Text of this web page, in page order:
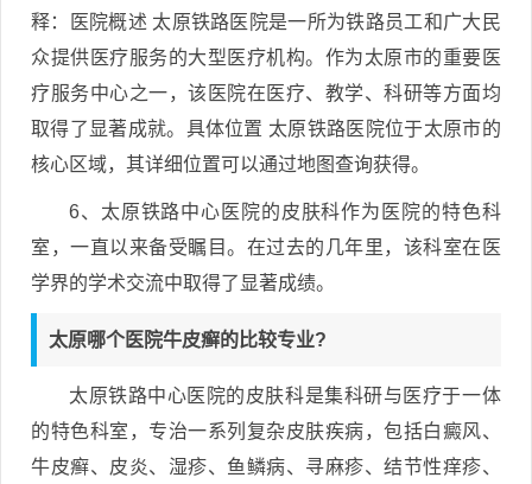
释：医院概述 太原铁路医院是一所为铁路员工和广大民
众提供医疗服务的大型医疗机构。作为太原市的重要医
疗服务中心之一，该医院在医疗、教学、科研等方面均
取得了显著成就。具体位置 太原铁路医院位于太原市的
核心区域，其详细位置可以通过地图查询获得。
6、太原铁路中心医院的皮肤科作为医院的特色科
室，一直以来备受瞩目。在过去的几年里，该科室在医
学界的学术交流中取得了显著成绩。
太原哪个医院牛皮癣的比较专业?
太原铁路中心医院的皮肤科是集科研与医疗于一体
的特色科室，专治一系列复杂皮肤疾病，包括白癜风、
牛皮癣、皮炎、湿疹、鱼鳞病、寻麻疹、结节性痒疹、